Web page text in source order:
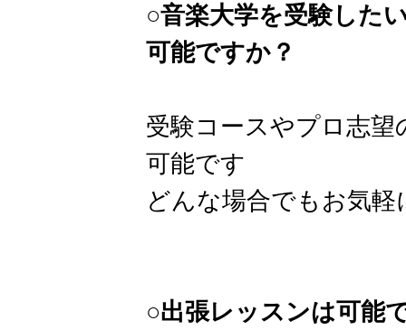
○音楽大学を受験した
可能ですか？
受験コースやプロ志
可能です
どんな場合でもお気
○出張レッスンは可能